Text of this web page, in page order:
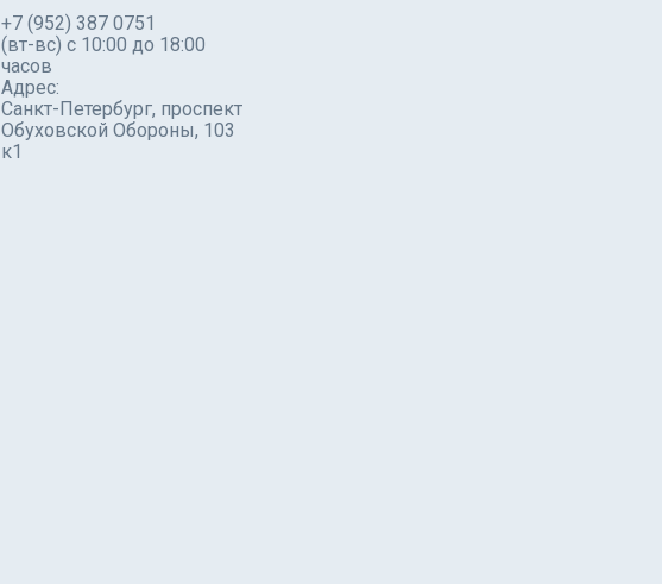
+7 (952) 387 0751
(вт-вс) с 10:00 до 18:00
часов
Адрес:
Санкт-Петербург, проспект
Обуховской Обороны, 103
к1